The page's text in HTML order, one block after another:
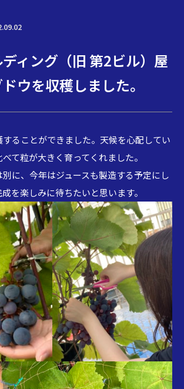
ィング（旧 第2ビル）屋
ウを収穫しました。
ることができました。天候を心配してい
て粒が大きく育ってくれました。
に、今年はジュースも製造する予定にし
を楽しみに待ちたいと思います。